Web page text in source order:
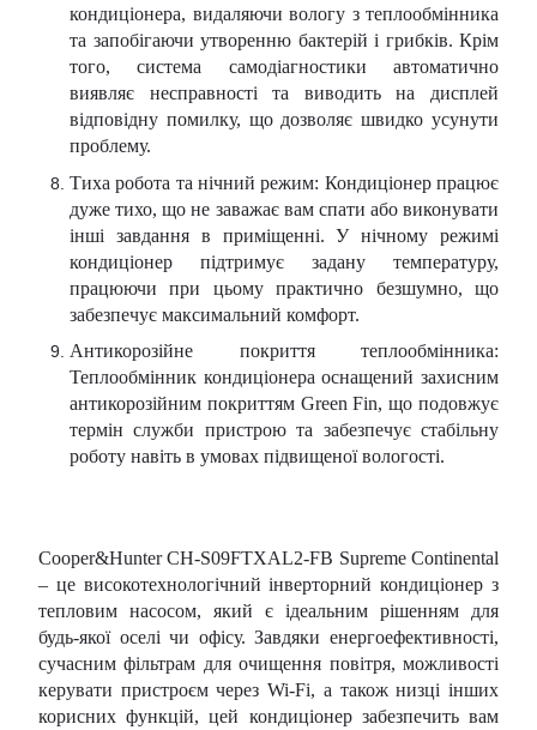
кондиціонера, видаляючи вологу з теплообмінника
та запобігаючи утворенню бактерій і грибків. Крім
того, система самодіагностики автоматично
виявляє несправності та виводить на дисплей
відповідну помилку, що дозволяє швидко усунути
проблему.
Тиха робота та нічний режим: Кондиціонер працює
дуже тихо, що не заважає вам спати або виконувати
інші завдання в приміщенні. У нічному режимі
кондиціонер підтримує задану температуру,
працюючи при цьому практично безшумно, що
забезпечує максимальний комфорт.
Антикорозійне покриття теплообмінника:
Теплообмінник кондиціонера оснащений захисним
антикорозійним покриттям Green Fin, що подовжує
термін служби пристрою та забезпечує стабільну
роботу навіть в умовах підвищеної вологості.
Cooper&Hunter CH-S09FTXAL2-FB Supreme Continental
– це високотехнологічний інверторний кондиціонер з
тепловим насосом, який є ідеальним рішенням для
будь-якої оселі чи офісу. Завдяки енергоефективності,
сучасним фільтрам для очищення повітря, можливості
керувати пристроєм через Wi-Fi, а також низці інших
корисних функцій, цей кондиціонер забезпечить вам